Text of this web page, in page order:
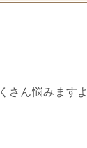
さん悩みますよ